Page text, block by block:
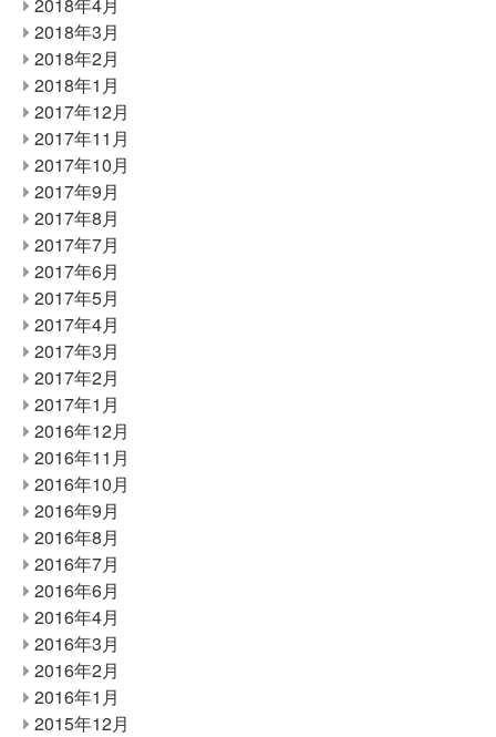
2018年3月
2018年2月
2018年1月
2017年12月
2017年11月
2017年10月
2017年9月
2017年8月
2017年7月
2017年6月
2017年5月
2017年4月
2017年3月
2017年2月
2017年1月
2016年12月
2016年11月
2016年10月
2016年9月
2016年8月
2016年7月
2016年6月
2016年4月
2016年3月
2016年2月
2016年1月
2015年12月